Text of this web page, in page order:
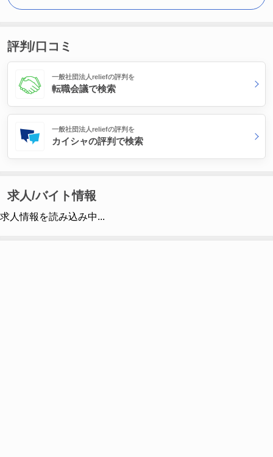
評判/口コミ
一般社団法人reliefの評判を
転職会議で検索
一般社団法人reliefの評判を
カイシャの評判で検索
求人/バイト情報
求人情報を読み込み中...